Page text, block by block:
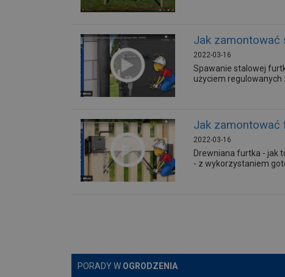
Jak zamontować
2022-03-16
Spawanie stalowej
użyciem
Jak zamontować
2022-03-16
Drewniana furtka - jak
- z wykorzystaniem
PORADY W OGRODZENIA